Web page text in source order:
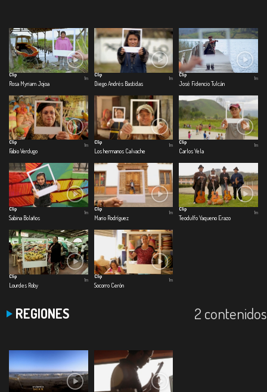
Clip
Rosa Myriam Jojoa
1m
Clip
Diego Andrés Bastidas
1m
Clip
José Fidencio Tulcán
1m
Clip
Fabio Verdugo
1m
Clip
Los hermanos Calvache
1m
Clip
Carlos Yela
1m
Clip
Sabina Bolaños
1m
Clip
Mario Rodríguez
1m
Clip
Teodulfo Yaqueno Erazo
1m
Clip
Lourdes Roby
1m
Clip
Socorro Cerón
1m
REGIONES 2 contenidos